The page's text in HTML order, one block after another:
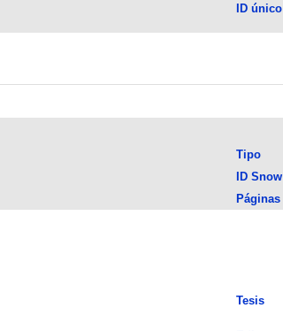
ID único
Tipo
ID Snow
Páginas
Tesis